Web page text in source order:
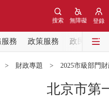
登錄
無障礙
搜索
務 政策服務
政民互動
> 財政專題 > 2025市級部門
北京市第